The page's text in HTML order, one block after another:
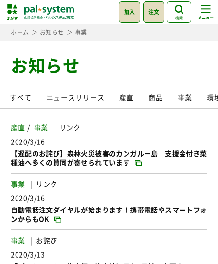
加入 注文
検索
ホーム お知らせ 事業
お知らせ
すべて ニュースリリース 産直 商品 事業 環
産直 事業
リンク
2020/3/16
【遅配のお詫び】森林火災被害のカンガルー島 支援金付き菜
種油へ多くの賛同が寄せられています
事業
リンク
2020/3/16
自動電話注文ダイヤルが始まります！携帯電話やスマートフォ
ンからもOK
事業
お詫び
2020/3/13